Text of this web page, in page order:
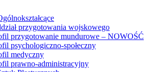
przygotowania wojskowego
przygotowanie mundurowe – NOWOŚĆ
psychologiczno-społeczny
medyczny
prawno-administracyjny